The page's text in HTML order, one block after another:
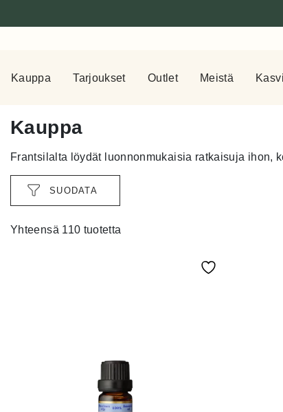
Kauppa Tarjoukset Outlet Meistä
Kauppa
Frantsilalta löydät luonnonmukaisia ratkaisuja ihon,
SUODATA
Yhteensä 110 tuotetta